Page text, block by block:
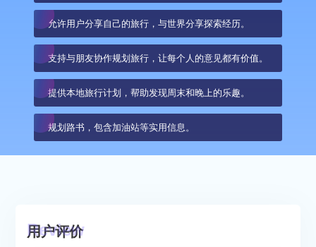
允许用户分享自己的旅行，与世界分享探索经历。
支持与朋友协作规划旅行，让每个人的意见都有价值。
提供本地旅行计划，帮助发现周末和晚上的乐趣。
规划路书，包含加油站等实用信息。
用户评价